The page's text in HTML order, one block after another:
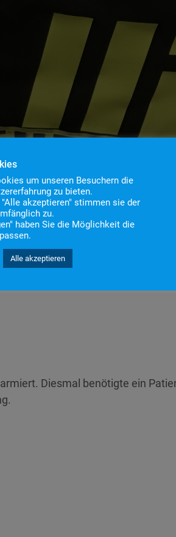
Diesmal benötigte ein
um unseren Besuchern die
zu bieten.
akzeptieren" stimmen sie der
zu.
haben Sie die Möglichkeit die
Alle akzeptieren